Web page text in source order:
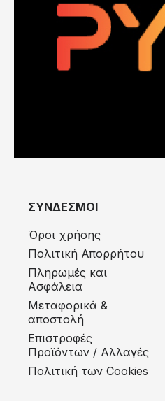
ΣΥΝΔΕΣΜΟΙ
Όροι χρήσης
Πολιτική Απορρήτου
Πληρωμές και
Ασφάλεια
Μεταφορικά &
αποστολή
Eπιστροφές
Προϊόντων / Αλλαγές
Πολιτική των Cookies